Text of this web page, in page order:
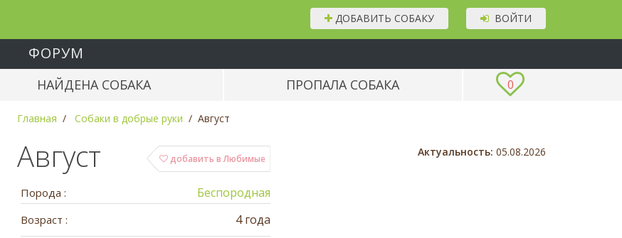
ВОЙТИ
ДОБАВИТЬ СОБАКУ
ФОРУМ
0
НАЙДЕНА СОБАКА ПРОПАЛА СОБАКА
Главная Собаки в добрые руки Август
добавить в Любимые
Август
Порода : Беспородная
Возраст : 4 года
Актуальность: 05.08.2026